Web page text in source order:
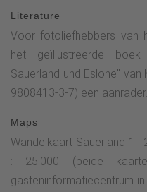
Kreuzkapelle (overdag
langs de asfaltweg (die
grindpad), bereik je al
fotoroute - het "selfie
loop je ongeveer 15
een oude schuur ziet.
Golddorfroute weer.
een landweg en Wenden
ga je weer rechtsaf en
Literature
Voor fotoliefhebbers van
het geïllustreerde boek
Sauerland und Eslohe"
9808413-3-7) een aanrader.
Maps
Wandelkaart Sauerland 1 :
: 25.000 (beide
gasteninformatiecentrum